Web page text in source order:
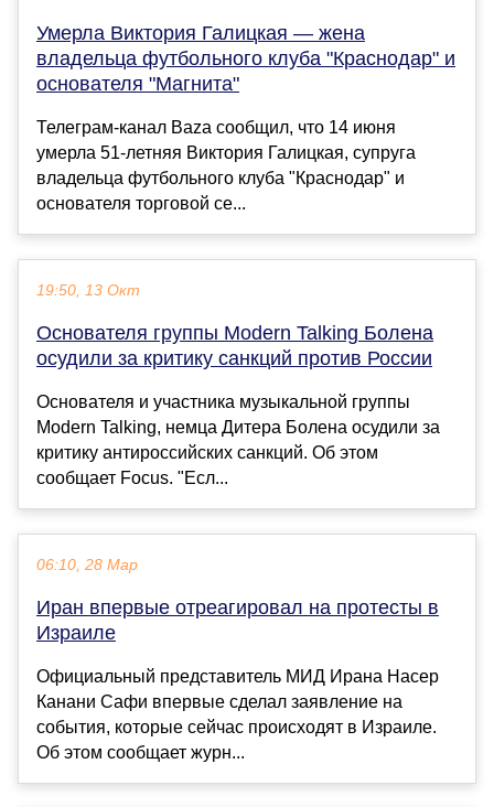
Умерла Виктория Галицкая — жена
владельца футбольного клуба "Краснодар" и
основателя "Магнита"
Телеграм-канал Baza сообщил, что 14 июня
умерла 51-летняя Виктория Галицкая, супруга
владельца футбольного клуба "Краснодар" и
основателя торговой се...
19:50, 13 Окт
Основателя группы Modern Talking Болена
осудили за критику санкций против России
Основателя и участника музыкальной группы
Modern Talking, немца Дитера Болена осудили за
критику антироссийских санкций. Об этом
сообщает Focus. "Есл...
06:10, 28 Мар
Иран впервые отреагировал на протесты в
Израиле
Официальный представитель МИД Ирана Насер
Канани Сафи впервые сделал заявление на
события, которые сейчас происходят в Израиле.
Об этом сообщает журн...